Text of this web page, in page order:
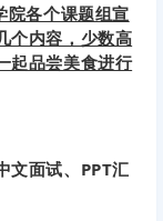
院各个课题组宣
个内容，少数高
起品尝美食进行
文面试、PPT汇